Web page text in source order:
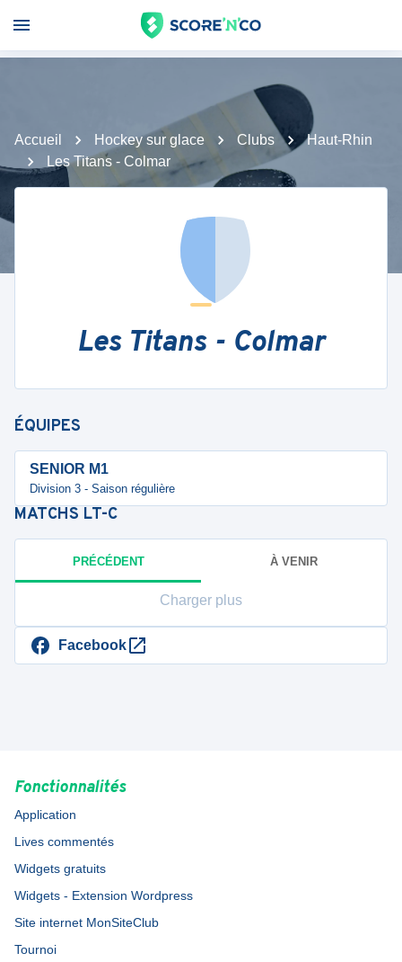
Accueil Hockey sur glace Clubs
Haut-Rhin
Les Titans - Colmar
Les Titans - Colmar
ÉQUIPES
SENIOR M1
Division 3 - Saison régulière
MATCHS LT-C
PRÉCÉDENT À VENIR
Charger plus
Facebook
Fonctionnalités
Application
Lives commentés
Widgets gratuits
Widgets - Extension Wordpress
Site internet MonSiteClub
Tournoi